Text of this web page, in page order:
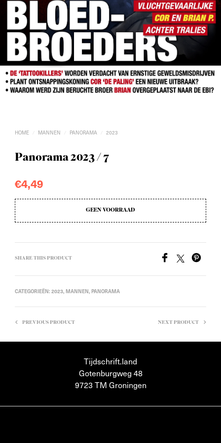
HOME / MANNEN / PANORAMA / 2023
Panorama 2023 / 7
€4,49
GEEN VOORRAAD
SHARE THIS PRODUCT
CATEGORIEËN: 2023, MANNEN, PANORAMA
PREVIOUS PRODUCT NEXT PRODUCT
Tijdschrift.land
Gotenburgweg 48
9723 TM Groningen